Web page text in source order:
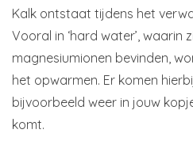
Kalk ontstaat tijdens het
Vooral in ‘hard water’, waarin
magnesiumionen bevinden,
het opwarmen. Er komen
bijvoorbeeld weer in jouw
komt.